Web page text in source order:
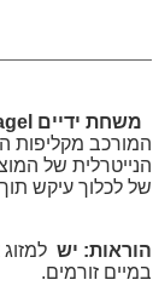
משחת ידיים Manipulite Cremagel
המורכב מקליפות
הנייטרלית של
של לכלוך עיקש
הוראות: יש
במיים זורמים.